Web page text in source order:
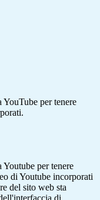
YouTube per tenere
Youtube per tenere
di Youtube incorporati
del sito web sta